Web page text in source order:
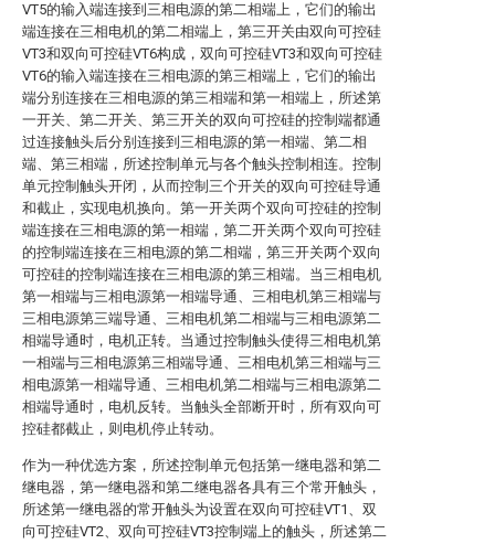
VT5的输入端连接到三相电源的第二相端上，它们的输出
端连接在三相电机的第二相端上，第三开关由双向可控硅
VT3和双向可控硅VT6构成，双向可控硅VT3和双向可控硅
VT6的输入端连接在三相电源的第三相端上，它们的输出
端分别连接在三相电源的第三相端和第一相端上，所述第
一开关、第二开关、第三开关的双向可控硅的控制端都通
过连接触头后分别连接到三相电源的第一相端、第二相
端、第三相端，所述控制单元与各个触头控制相连。控制
单元控制触头开闭，从而控制三个开关的双向可控硅导通
和截止，实现电机换向。第一开关两个双向可控硅的控制
端连接在三相电源的第一相端，第二开关两个双向可控硅
的控制端连接在三相电源的第二相端，第三开关两个双向
可控硅的控制端连接在三相电源的第三相端。当三相电机
第一相端与三相电源第一相端导通、三相电机第三相端与
三相电源第三端导通、三相电机第二相端与三相电源第二
相端导通时，电机正转。当通过控制触头使得三相电机第
一相端与三相电源第三相端导通、三相电机第三相端与三
相电源第一相端导通、三相电机第二相端与三相电源第二
相端导通时，电机反转。当触头全部断开时，所有双向可
控硅都截止，则电机停止转动。
作为一种优选方案，所述控制单元包括第一继电器和第二
继电器，第一继电器和第二继电器各具有三个常开触头，
所述第一继电器的常开触头为设置在双向可控硅VT1、双
向可控硅VT2、双向可控硅VT3控制端上的触头，所述第二